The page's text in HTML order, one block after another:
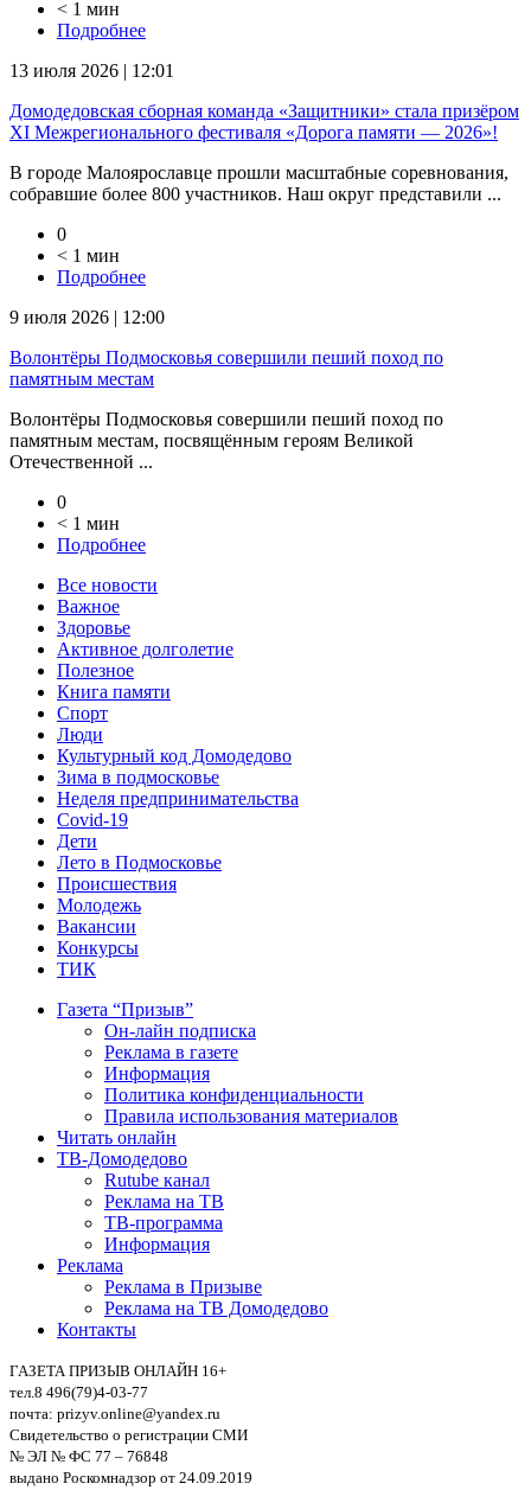
< 1 мин
Подробнее
13 июля 2026 | 12:01
Домодедовская сборная команда «Защитники» стала призёром
XI Межрегионального фестиваля «Дорога памяти — 2026»!
В городе Малоярославце прошли масштабные соревнования,
собравшие более 800 участников. Наш округ представили ...
0
< 1 мин
Подробнее
9 июля 2026 | 12:00
Волонтёры Подмосковья совершили пеший поход по
памятным местам
Волонтёры Подмосковья совершили пеший поход по
памятным местам, посвящённым героям Великой
Отечественной ...
0
< 1 мин
Подробнее
Все новости
Важное
Здоровье
Активное долголетие
Полезное
Книга памяти
Спорт
Люди
Культурный код Домодедово
Зима в подмосковье
Неделя предпринимательства
Covid-19
Дети
Лето в Подмосковье
Происшествия
Молодежь
Вакансии
Конкурсы
ТИК
Газета “Призыв”
Он-лайн подписка
Реклама в газете
Информация
Политика конфиденциальности
Правила использования материалов
Читать онлайн
ТВ-Домодедово
Rutube канал
Реклама на ТВ
ТВ-программа
Информация
Реклама
Реклама в Призыве
Реклама на ТВ Домодедово
Контакты
ГАЗЕТА ПРИЗЫВ ОНЛАЙН 16+
тел.8 496(79)4-03-77
почта: prizyv.online@yandex.ru
Свидетельство о регистрации СМИ
№ ЭЛ № ФС 77 – 76848
выдано Роскомнадзор от 24.09.2019